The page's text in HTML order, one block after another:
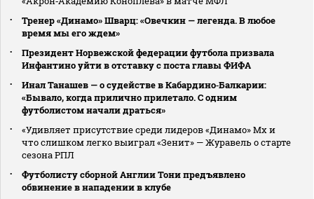
Тренер «Динамо» Шварц: «Овечкин — легенда. В любое
время мы его ждем»
Президент Норвежской федерации футбола призвала
Инфантино уйти в отставку с поста главы ФИФА
Инал Танашев — о судействе в Кабардино‑Балкарии:
«Бывало, когда прилично прилетало. С одним
футболистом начали драться»
«Удивляет присутствие среди лидеров «Динамо» Мх и
что слишком легко выиграл «Зенит» — Журавель о старте
сезона РПЛ
Футболисту сборной Англии Тони предъявлено
обвинение в нападении в клубе